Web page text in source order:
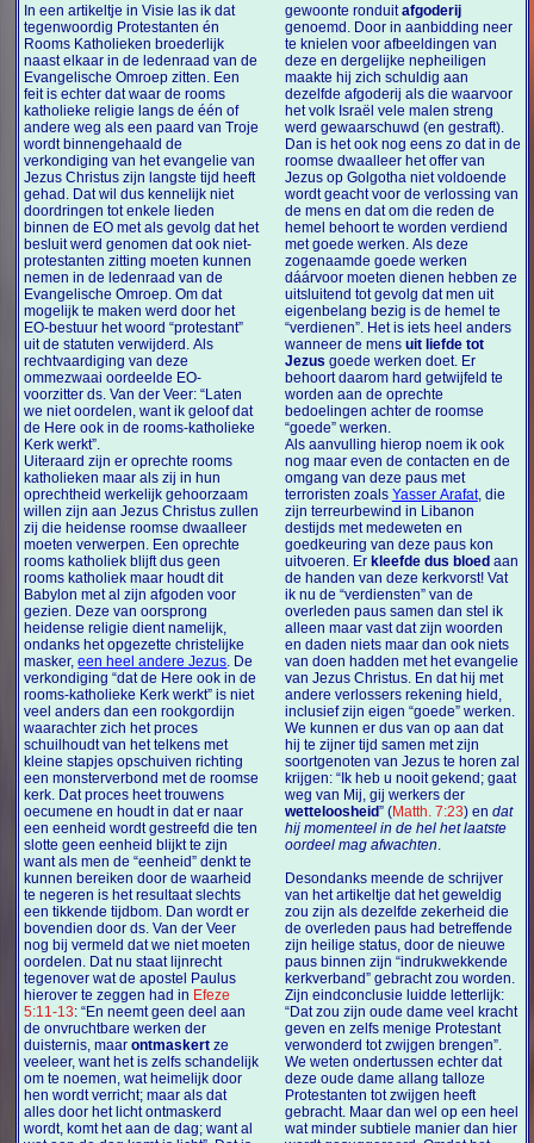
In een artikeltje in Visie las ik dat
tegenwoordig Protestanten én
Rooms Katholieken broederlijk
naast elkaar in de ledenraad van de
Evangelische Omroep zitten. Een
feit is echter dat waar de rooms
katholieke religie langs de één of
andere weg als een paard van Troje
wordt binnengehaald de
verkondiging van het evangelie van
Jezus Christus zijn langste tijd heeft
gehad. Dat wil dus kennelijk niet
doordringen tot enkele lieden
binnen de EO met als gevolg dat het
besluit werd genomen dat ook niet-
protestanten zitting moeten kunnen
nemen in de ledenraad van de
Evangelische Omroep. Om dat
mogelijk te maken werd door het
EO-bestuur het woord “protestant”
uit de statuten verwijderd. Als
rechtvaardiging van deze
ommezwaai oordeelde EO-
voorzitter ds. Van der Veer: “Laten
we niet oordelen, want ik geloof dat
de Here ook in de rooms-katholieke
Kerk werkt”.
Uiteraard zijn er oprechte rooms
katholieken maar als zij in hun
oprechtheid werkelijk gehoorzaam
willen zijn aan Jezus Christus zullen
zij die heidense roomse dwaalleer
moeten verwerpen. Een oprechte
rooms katholiek blijft dus geen
rooms katholiek maar houdt dit
Babylon met al zijn afgoden voor
gezien. Deze van oorsprong
heidense religie dient namelijk,
ondanks het opgezette christelijke
masker,een heel andere Jezus. De
verkondiging “dat de Here ook in de
rooms-katholieke Kerk werkt” is niet
veel anders dan een rookgordijn
waarachter zich het proces
schuilhoudt van het telkens met
kleine stapjes opschuiven richting
een monsterverbond met de roomse
kerk. Dat proces heet trouwens
oecumene en houdt in dat er naar
een eenheid wordt gestreefd die ten
slotte geen eenheid blijkt te zijn
want als men de “eenheid” denkt te
kunnen bereiken door de waarheid
te negeren is het resultaat slechts
een tikkende tijdbom. Dan wordt er
bovendien door ds. Van der Veer
nog bij vermeld dat we niet moeten
oordelen. Dat nu staat lijnrecht
tegenover wat de apostel Paulus
hierover te zeggen had in Efeze
5:11-13: “En neemt geen deel aan
de onvruchtbare werken der
duisternis, maarontmaskert ze
veeleer, want het is zelfs schandelijk
om te noemen, wat heimelijk door
hen wordt verricht; maar als dat
alles door het licht ontmaskerd
wordt, komt het aan de dag; want al
gewoonte ronduitafgoderij
genoemd. Door in aanbidding neer
te knielen voor afbeeldingen van
deze en dergelijke nepheiligen
maakte hij zich schuldig aan
dezelfde afgoderij als die waarvoor
het volk Israël vele malen streng
werd gewaarschuwd (en gestraft).
Dan is het ook nog eens zo dat in de
roomse dwaalleer het offer van
Jezus op Golgotha niet voldoende
wordt geacht voor de verlossing van
de mens en dat om die reden de
hemel behoort te worden verdiend
met goede werken. Als deze
zogenaamde goede werken
dáárvoor moeten dienen hebben ze
uitsluitend tot gevolg dat men uit
eigenbelang bezig is de hemel te
“verdienen”. Het is iets heel anders
wanneer de mens uit liefde tot
Jezus goede werken doet. Er
behoort daarom hard getwijfeld te
worden aan de oprechte
bedoelingen achter de roomse
“goede” werken.
Als aanvulling hierop noem ik ook
nog maar even de contacten en de
omgang van deze paus met
terroristen zoals Yasser Arafat, die
zijn terreurbewind in Libanon
destijds met medeweten en
goedkeuring van deze paus kon
uitvoeren. Er kleefde dus bloedaan
de handen van deze kerkvorst! Vat
ik nu de “verdiensten” van de
overleden paus samen dan stel ik
alleen maar vast dat zijn woorden
en daden niets maar dan ook niets
van doen hadden met het evangelie
van Jezus Christus. En dat hij met
andere verlossers rekening hield,
inclusief zijn eigen “goede” werken.
We kunnen er dus van op aan dat
hij te zijner tijd samen met zijn
soortgenoten van Jezus te horen zal
krijgen: “Ik heb u nooit gekend; gaat
weg van Mij, gij werkers der
wetteloosheid” (Matth. 7:23) en dat
hij momenteel in de hel het laatste
oordeel mag afwachten.
Desondanks meende de schrijver
van het artikeltje dat het geweldig
zou zijn als dezelfde zekerheid die
de overleden paus had betreffende
zijn heilige status, door de nieuwe
paus binnen zijn “indrukwekkende
kerkverband” gebracht zou worden.
Zijn eindconclusie luidde letterlijk:
“Dat zou zijn oude dame veel kracht
geven en zelfs menige Protestant
verwonderd tot zwijgen brengen”.
We weten ondertussen echter dat
deze oude dame allang talloze
Protestanten tot zwijgen heeft
gebracht. Maar dan wel op een heel
wat minder subtiele manier dan hier